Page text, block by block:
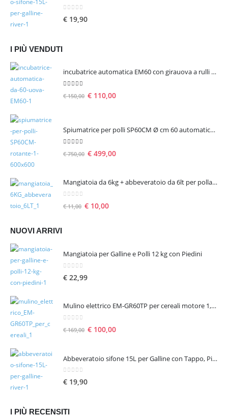
€ 19,90
I PIÙ VENDUTI
incubatrice automatica EM60 con girauova a rulli per 60 uova
€150,00 € 110,00
Spiumatrice per polli SP60CM Ø cm 60 automatica rotante
€750,00 € 499,00
Mangiatoia da 6kg + abbeveratoio da 6lt per pollame
€11,00 € 10,00
NUOVI ARRIVI
Mangiatoia per Galline e Polli 12 kg con Piedini
€ 22,99
Mulino elettrico EM-GR60TP per cereali motore 1,6 hp 1300 W – seconda scelta
€169,00 € 100,00
Abbeveratoio sifone 15L per Galline con Tappo, Piedini e Manico
0Su 5
€ 19,90
I PIÙ RECENSITI